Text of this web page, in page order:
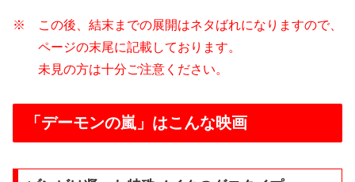
※ この後、結末までの展開はネタばれになりますので、
ページの末尾に記載しております。
未見の方は十分ご注意ください。
「デーモンの嵐」はこんな映画